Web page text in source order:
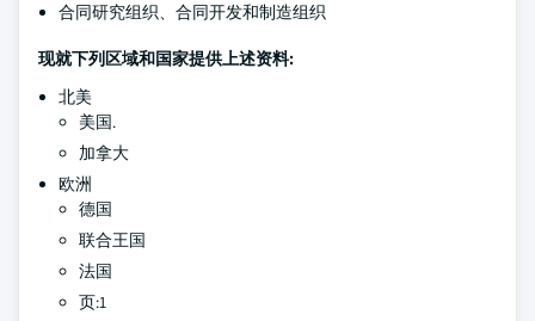
合同研究组织、合同开发和制造组织
现就下列区域和国家提供上述资料:
北美
美国.
加拿大
欧洲
德国
联合王国
法国
页:1